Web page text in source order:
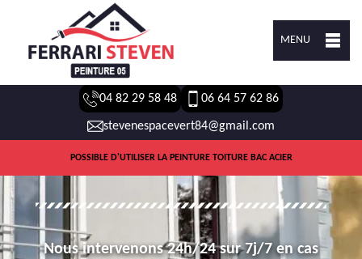
MENU
04 82 29 58 48 06 64 57 62 86
stevenespacevert84@gmail.com
POSSIBLE D'UTILISER LA PEINTURE TOITURE BAC ACIER
Nous intervenons 24h/24 sur 7j/7 en cas